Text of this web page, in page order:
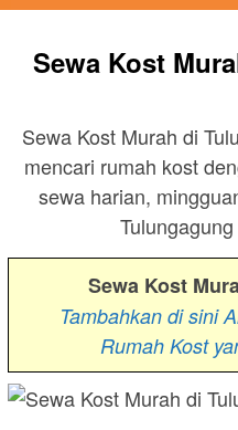
Sewa Kost
Sewa Kost Murah di
mencari rumah kost
sewa harian,
Sewa Kost
Tambahkan di sini
Rumah Kost